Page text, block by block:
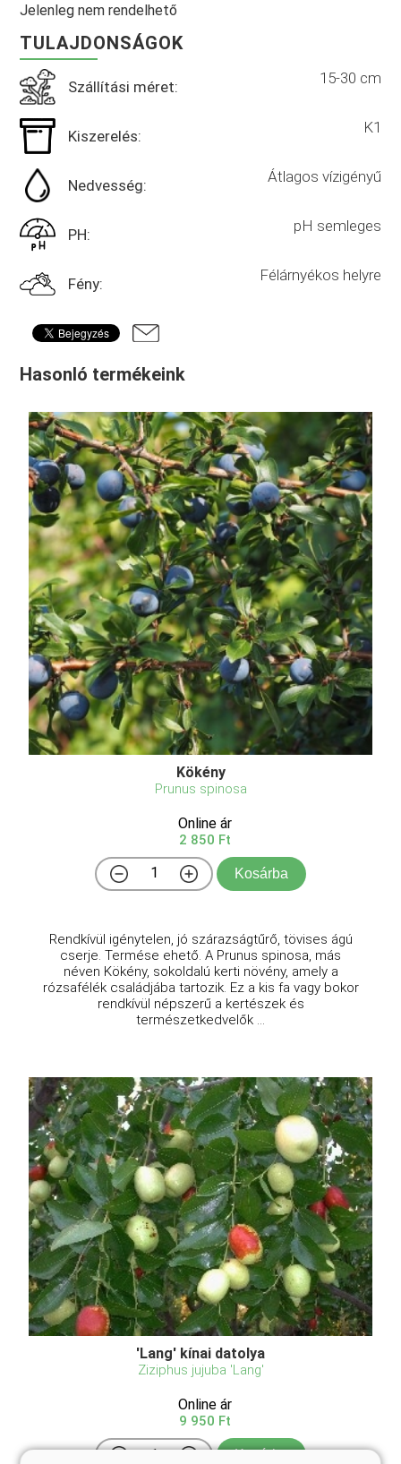
Jelenleg nem rendelhető
TULAJDONSÁGOK
Szállítási méret: 15-30 cm
Kiszerelés: K1
Nedvesség: Átlagos vízigényű
PH: pH semleges
Fény: Félárnyékos helyre
Hasonló termékeink
Kökény
Prunus spinosa
Online ár
2 850 Ft
Kosárba
Rendkívül igénytelen, jó szárazságtűrő, tövises ágú
cserje. Termése ehető. A Prunus spinosa, más
néven Kökény, sokoldalú kerti növény, amely a
rózsafélék családjába tartozik. Ez a kis fa vagy bokor
rendkívül népszerű a kertészek és
természetkedvelők ...
'Lang' kínai datolya
Ziziphus jujuba 'Lang'
Online ár
9 950 Ft